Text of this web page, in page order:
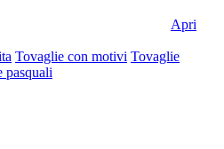
Apri
Tovaglie con motivi Tovaglie
pasquali